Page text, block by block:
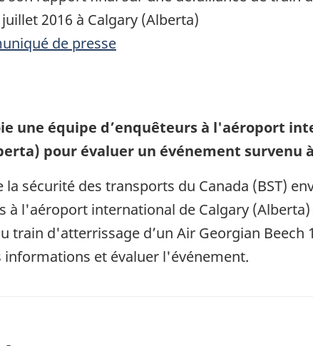
2016 à Calgary (Alberta)
de presse
une équipe d’enquêteurs à l'aéroport
pour évaluer un événement survenu
la sécurité des transports du Canada (BST)
à l'aéroport international de Calgary
train d'atterrissage d’un Air Georgian Beech
informations et évaluer l'événement.